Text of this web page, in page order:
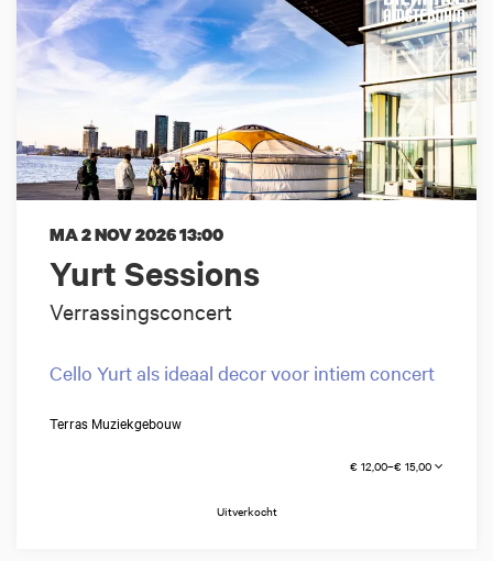
Yurt Sessions
Verrassingsconcert
MA 2 NOV 202613:00
Cello Yurt als ideaal decor voor intiem concert
Terras Muziekgebouw
€ 12,00–€ 15,00
Uitverkocht